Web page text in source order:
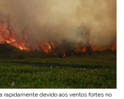
rapidamente devido aos ventos fortes no